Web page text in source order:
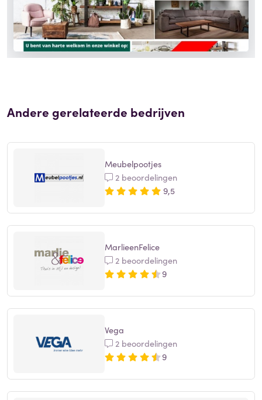
Andere gerelateerde bedrijven
Meubelpootjes
2 beoordelingen
9,5
MarlieenFelice
2 beoordelingen
9
Vega
2 beoordelingen
9